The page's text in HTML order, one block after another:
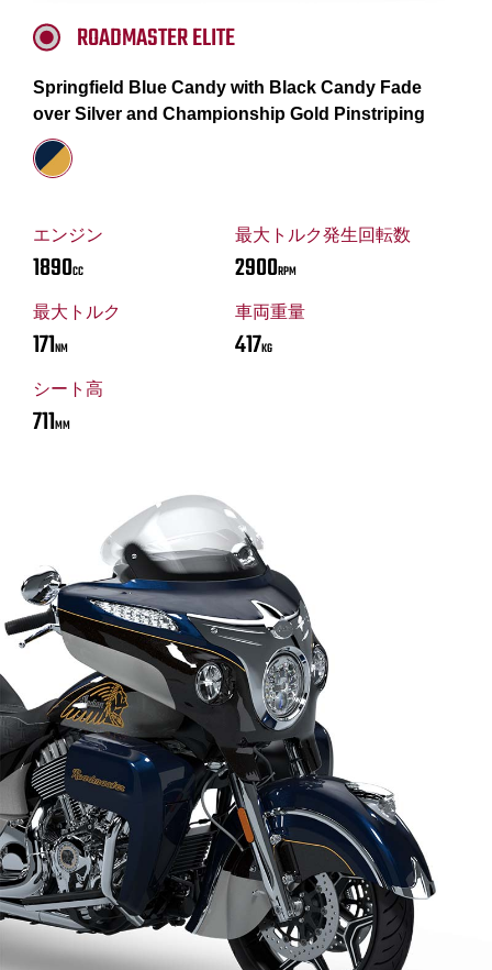
エンジン
1890CC
最大トルク発生回転数
2900RPM
最大トルク
171NM
車両重量
417KG
シート高
711MM
ROADMASTER ELITE
Springfield Blue Candy with Black Candy Fade
over Silver and Championship Gold Pinstriping